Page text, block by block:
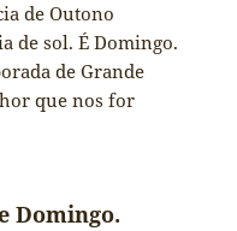
de Outono
de sol. É Domingo.
de Grande
que nos for
Domingo.